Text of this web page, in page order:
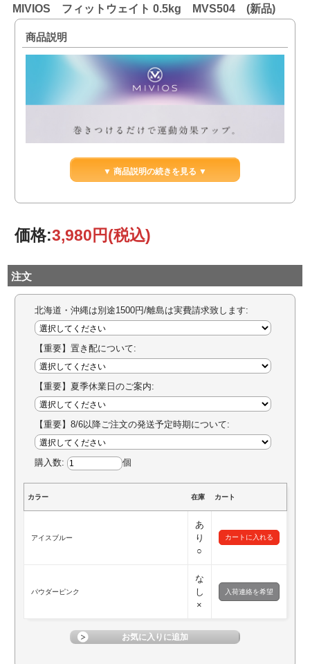
MIVIOS フィットウェイト 0.5kg MVS504 (新品)
商品説明
▼ 商品説明の続きを見る ▼
価格:3,980円(税込)
注文
北海道・沖縄は別途1500円/離島は実費請求致します:
【重要】置き配について:
【重要】夏季休業日のご案内:
【重要】8/6以降ご注文の発送予定時期について:
購入数: 個
カラー 在庫 カート
アイスブルー
あ
り
○
パウダーピンク
な
し
×
入荷連絡を希望